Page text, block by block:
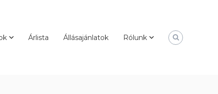
Árlista Állásajánlatok Rólunk